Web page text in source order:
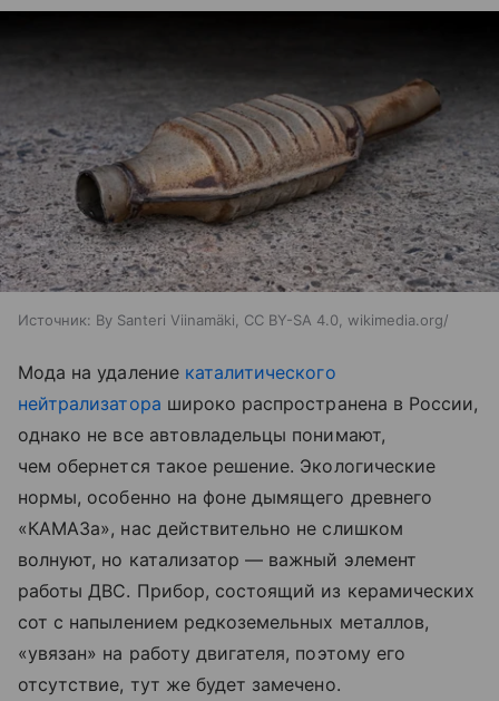
Источник: By Santeri Viinamäki, CC BY-SA 4.0, wikimedia.org/
Мода на удаление каталитического
нейтрализатора широко распространена в России,
однако не все автовладельцы понимают,
чем обернется такое решение. Экологические
нормы, особенно на фоне дымящего древнего
«КАМАЗа», нас действительно не слишком
волнуют, но катализатор — важный элемент
работы ДВС. Прибор, состоящий из керамических
сот с напылением редкоземельных металлов,
«увязан» на работу двигателя, поэтому его
отсутствие, тут же будет замечено.